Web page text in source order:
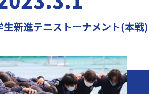
新進テニストーナメント(本戦)